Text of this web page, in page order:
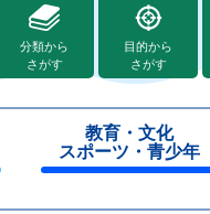
分類から
さがす
目的から
さがす
教育・文化
スポーツ・青少年
じ